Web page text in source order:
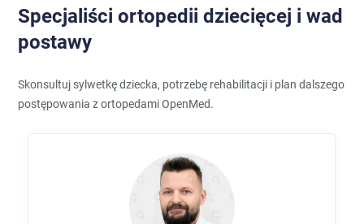
Specjaliści ortopedii dziecięcej i wad
postawy
Skonsultuj sylwetkę dziecka, potrzebę rehabilitacji i plan dalszego
postępowania z ortopedami OpenMed.